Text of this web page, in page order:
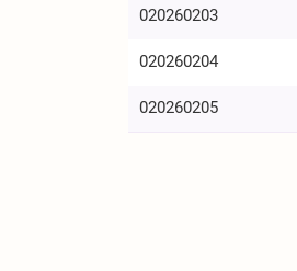
020260203
020260204
020260205